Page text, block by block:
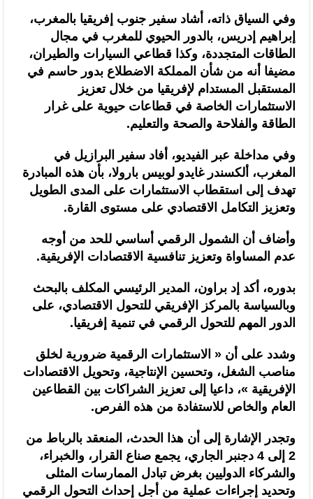
وفي السياق ذاته، أشاد سفير جنوب إفريقيا بالمغرب،
إبراهيم إدريس، بالدور الحيوي للمغرب في مجال
الطاقات المتجددة، وكذا قطاعي السيارات والطيران،
مضيفا أنه من شأن المملكة الاضطلاع بدور حاسم في
المستقبل المستدام لإفريقيا من خلال تعزيز
الاستثمارات الخاصة في قطاعات حيوية على غرار
الطاقة والفلاحة والصحة والتعليم.
وفي مداخلة عبر الفيديو، أفاد سفير البرازيل في
المغرب، ألكسندر غايدو لوبيس بارولا، بأن هذه المبادرة
تهدف إلى استقطاب الاستثمارات على المدى الطويل
وتعزيز التكامل الاقتصادي على مستوى القارة.
وأضاف أن الشمول الرقمي أساسي للحد من أوجه
عدم المساواة وتعزيز تنافسية الاقتصادات الإفريقية.
بدوره، أكد إد براون، المدير الرئيسي المكلف بالبحث
وبالسياسة بالمركز الإفريقي للتحول الاقتصادي، على
الدور المهم للتحول الرقمي في تنمية إفريقيا.
وشدد على أن « الاستثمارات الرقمية ضرورية لخلق
مناصب الشغل، وتحسين الإنتاجية، وتحويل الاقتصادات
الإفريقية »، داعيا إلى تعزيز الشراكات بين القطاعين
العام والخاص للاستفادة من هذه الفرص.
وتجدر الإشارة إلى أن هذا الحدث، المنعقد بالرباط من
2 إلى 4 دجنبر الجاري، يجمع صناع القرار، والخبراء،
والشركاء الدوليين بغرض تبادل الممارسات المثلى
وتحديد إجراءات عملية من أجل إحداث التحول الرقمي